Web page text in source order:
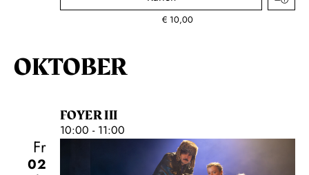
€ 10,00
OKTOBER
FOYER III
10:00 - 11:00
Fr
02